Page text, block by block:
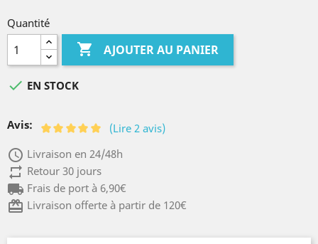
Quantité
 AJOUTER AU PANIER
 EN STOCK
Avis: (Lire 2 avis)
access_time Livraison en 24/48h
repeatRetour 30 jours
local_shippingFrais de port à 6,90€
card_giftcardLivraison offerte à partir de 120€